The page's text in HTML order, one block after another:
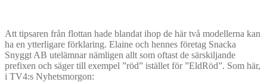
Att tipsaren från flottan hade blandat ihop de här två modellerna kan
ha en ytterligare förklaring. Elaine och hennes företag Snacka
Snyggt AB utelämnar nämligen allt som oftast de särskiljande
prefixen och säger till exempel ”röd” istället för ”EldRöd”. Som här,
i TV4:s Nyhetsmorgon: